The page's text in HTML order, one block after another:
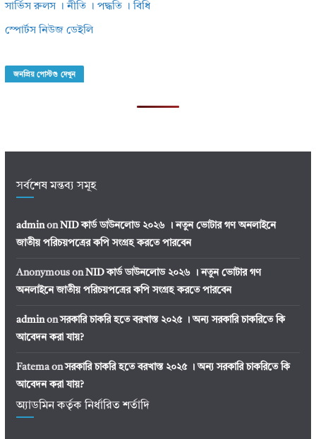
সার্ভিস রুলস । নীতি । পদ্ধতি । বিধি
স্পোর্টস নিউজ ডেইলি
জনপ্রিয় পোস্টগু দেখুন
সর্বশেষ মন্তব্য সমূহ
adminon NID কার্ড ডাউনলোড ২০২৬ । নতুন ভোটার গণ অনলাইনে
জাতীয় পরিচয়পত্রের কপি সংগ্রহ করতে পারবেন
Anonymouson NID কার্ড ডাউনলোড ২০২৬ । নতুন ভোটার গণ
অনলাইনে জাতীয় পরিচয়পত্রের কপি সংগ্রহ করতে পারবেন
adminonসরকারি চাকরি হতে বরখাস্ত ২০২৫ । অন্য সরকারি চাকরিতে কি
আবেদন করা যায়?
Fatemaonসরকারি চাকরি হতে বরখাস্ত ২০২৫ । অন্য সরকারি চাকরিতে কি
আবেদন করা যায়?
অ্যাডমিন কর্তৃক নির্ধারিত শর্তাদি